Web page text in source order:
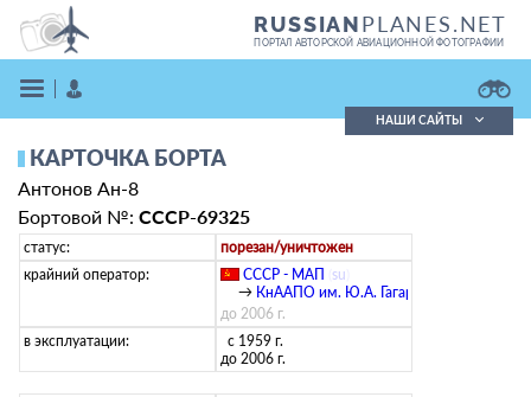
RUSSIANPLANES.NET
ПОРТАЛ АВТОРСКОЙ АВИАЦИОННОЙ ФОТОГРАФИИ
ВОЙТИ
Поиск фотографий
Кратко
НАШИ САЙТЫ
КАРТОЧКА БОРТА
Антонов Ан-8
Бортовой №: СССР-69325
статус:
порезан/уничтожен
крайний оператор:
СССР - МАП su
→ КнААПО им. Ю.А. Гагарина
до 2006 г.
в эксплуатации:
с 1959 г.
до 2006 г.